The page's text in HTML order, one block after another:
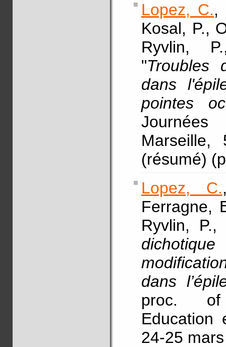
Lopez, C.,
Kosal, P.,
Ryvlin,
"Troubles
dans
pointes
(résumé)
Lopez, C.
Ferragne,
Ryvlin,
dans
proc. of
Education
24-25